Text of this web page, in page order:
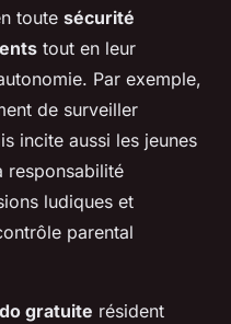
toute sécurité
tout en leur
Par exemple,
de surveiller
incite aussi les jeunes
responsabilité
ludiques et
parental
gratuite résident